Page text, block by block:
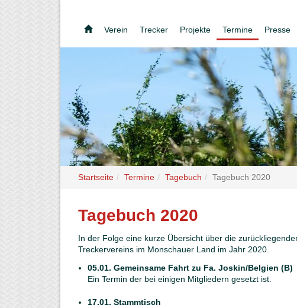
Verein Trecker Projekte Termine Presse
Startseite Termine Tagebuch Tagebuch 2020
Tagebuch 2020
In der Folge eine kurze Übersicht über die
Treckervereins im Monschauer Land im Jahr 2020.
05.01. Gemeinsame Fahrt zu Fa. Joskin/Belgien (B)
Ein Termin der bei einigen Mitgliedern gesetzt ist.
17.01. Stammtisch